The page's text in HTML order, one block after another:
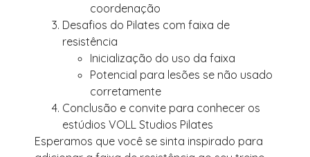
coordenação
Desafios do Pilates com faixa de
resistência
Inicialização do uso da faixa
Potencial para lesões se não usado
corretamente
Conclusão e convite para conhecer os
estúdios VOLL Studios Pilates
Esperamos que você se sinta inspirado para